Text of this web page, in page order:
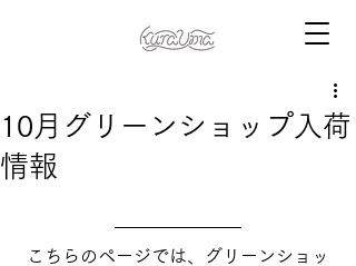
10月グリーンショップ入荷
情報
こちらのページでは、グリーンショッ